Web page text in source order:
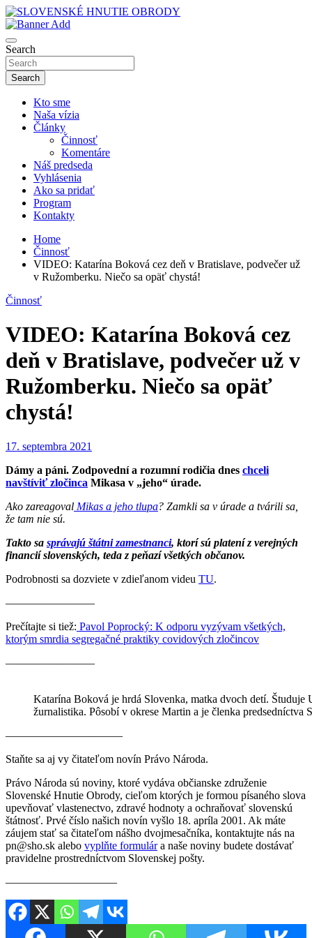
Skip
to
content
SLOVENSKÉ HNUTIE OBRODY
Search
Search
Kto sme
Naša vízia
Články
Činnosť
Komentáre
Náš predseda
Vyhlásenia
Ako sa pridať
Program
Kontakty
Home
Činnosť
VIDEO: Katarína Boková cez deň v Bratislave, podvečer už
v Ružomberku. Niečo sa opäť chystá!
Činnosť
VIDEO: Katarína Boková cez
deň v Bratislave, podvečer už v
Ružomberku. Niečo sa opäť
chystá!
17. septembra 2021
Dámy a páni. Zodpovední a rozumní rodičia dnes chceli
navštíviť zločinca Mikasa v „jeho“ úrade.
Ako zareagoval Mikas a jeho tlupa? Zamkli sa v úrade a tvárili sa,
že tam nie sú.
Takto sa správajú štátni zamestnanci, ktorí sú platení z verejných
financií slovenských, teda z peňazí všetkých občanov.
Podrobnosti sa dozviete v zdieľanom videu TU.
————————
Prečítajte si tiež: Pavol Poprocký: K odporu vyzývam všetkých,
ktorým smrdia segregačné praktiky covidových zločincov
————————
Katarína Boková je hrdá Slovenka, matka dvoch detí.
žurnalistika. Pôsobí v okrese Martin a je členka
————————–——
Staňte sa aj vy čitateľom novín Právo Národa.
Právo Národa sú noviny, ktoré vydáva občianske združenie
Slovenské Hnutie Obrody, cieľom ktorých je formou písaného slova
upevňovať vlastenectvo, zdravé hodnoty a ochraňovať slovenskú
štátnosť. Prvé číslo našich novín vyšlo 18. apríla 2001. Ak máte
záujem stať sa čitateľom nášho dvojmesačníka, kontaktujte nás na
pn@sho.sk alebo vyplňte formulára naše noviny budete dostávať
pravidelne prostredníctvom Slovenskej pošty.
————————–—–